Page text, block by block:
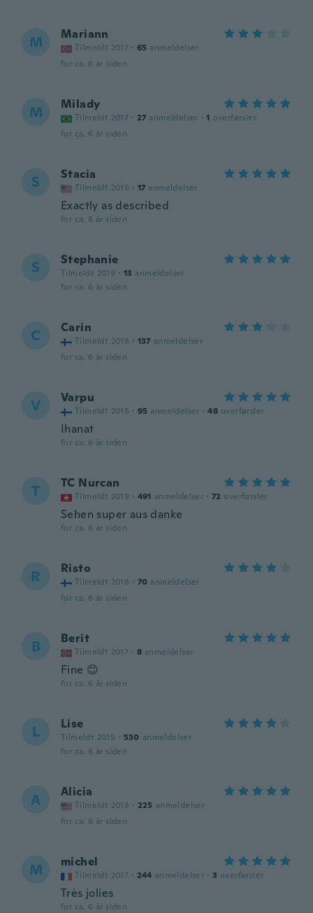
M Mariann
Tilmeldt 2017 · 65 anmeldelser
for ca. 6 år siden
M Milady
Tilmeldt 2017 · 27 anmeldelser · 1 overførsler
for ca. 6 år siden
S Stacia
Tilmeldt 2016 · 17 anmeldelser
Exactly as described
for ca. 6 år siden
S Stephanie
Tilmeldt 2019 · 13 anmeldelser
for ca. 6 år siden
C Carin
Tilmeldt 2018 · 137 anmeldelser
for ca. 6 år siden
V Varpu
Tilmeldt 2016 · 95 anmeldelser · 48 overførsler
Ihanat
for ca. 6 år siden
T TC Nurcan
Tilmeldt 2019 · 491 anmeldelser · 72 overførsler
Sehen super aus danke
for ca. 6 år siden
R Risto
Tilmeldt 2018 · 70 anmeldelser
for ca. 6 år siden
B Berit
Tilmeldt 2017 · 8 anmeldelser
Fine 😊
for ca. 6 år siden
L Lise
Tilmeldt 2015 · 530 anmeldelser
for ca. 6 år siden
A Alicia
Tilmeldt 2018 · 225 anmeldelser
for ca. 6 år siden
M michel
Tilmeldt 2017 · 244 anmeldelser · 3 overførsler
Très jolies
for ca. 6 år siden